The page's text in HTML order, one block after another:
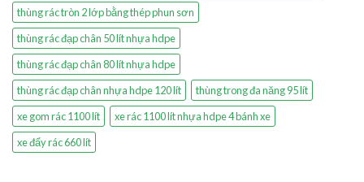
thùng rác tròn 2 lớp bằng thép phun sơn
thùng rác đạp chân 50 lít nhựa hdpe
thùng rác đạp chân 80 lít nhựa hdpe
thùng rác đạp chân nhựa hdpe 120 lít
thùng trong đa năng 95 lít
xe gom rác 1100 lít
xe rác 1100 lít nhựa hdpe 4 bánh xe
xe đẩy rác 660 lít